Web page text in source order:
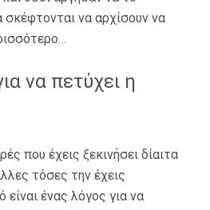
να αρχίσουν να
να πετύχει η
που έχεις ξεκινήσει δίαιτα
τόσες την έχεις
είναι ένας λόγος για να